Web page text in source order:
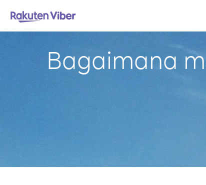
Bagaimana